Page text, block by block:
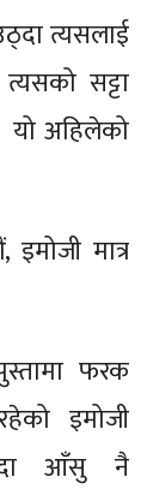
त्यसलाई
सट्टा
यो अहिलेको
मात्र
फरक
इमोजी
आँसु नै